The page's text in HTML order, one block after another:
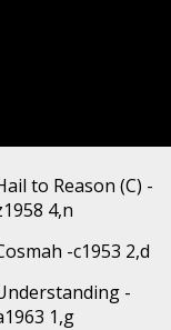
to Reason (C) -
4,n
-c1953 2,d
-
1,g